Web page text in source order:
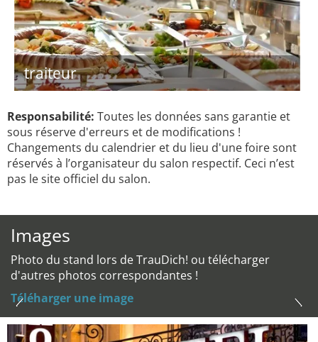
traiteur
Responsabilité: Toutes les données sans garantie et
sous réserve d'erreurs et de modifications !
Changements du calendrier et du lieu d'une foire sont
réservés à l’organisateur du salon respectif. Ceci n’est
pas le site officiel du salon.
Images
Photo du stand lors de TrauDich! ou télécharger
d'autres photos correspondantes !
Téléharger une image